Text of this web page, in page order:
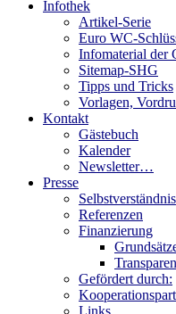
Infothek
Artikel-Serie
Euro WC-
Infomaterial der
Sitemap-SHG
Tipps und Tricks
Vorlagen,
Kontakt
Gästebuch
Kalender
Newsletter…
Presse
Selbstverständnis
Referenzen
Finanzierung
Gefördert durch:
Links